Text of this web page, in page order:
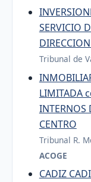
SERVICIO
Tribunal de
LIMITADA
INTERNOS
CENTRO
Tribunal R.
ACOGE
CADIZ